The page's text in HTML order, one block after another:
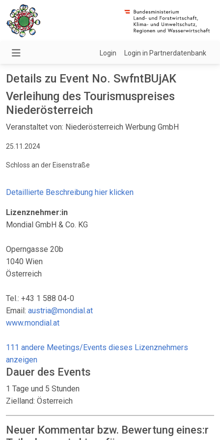
Login Login in Partnerdatenbank
Details zu Event No. SwfntBUjAK
Verleihung des Tourismuspreises
Niederösterreich
Veranstaltet von: Niederösterreich Werbung GmbH
25.11.2024
Schloss an der Eisenstraße
Detaillierte Beschreibung hier klicken
Lizenznehmer:in
Mondial GmbH & Co. KG
Operngasse 20b
1040 Wien
Österreich
Tel.: +43 1 588 04-0
Email: austria@mondial.at
www.mondial.at
111 andere Meetings/Events dieses Lizenznehmers
anzeigen
Dauer des Events
1 Tage und 5 Stunden
Zielland: Österreich
Neuer Kommentar bzw. Bewertung eines:r